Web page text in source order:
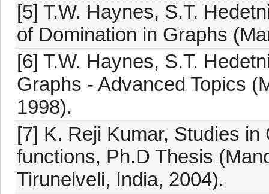
[5] T.W. Haynes, S.T.
of Domination in Graphs
[6] T.W. Haynes, S.T.
Graphs - Advanced Topics
1998).
[7] K. Reji Kumar, Studies
functions, Ph.D Thesis
Tirunelveli, India, 2004).